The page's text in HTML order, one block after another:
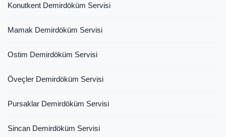
Konutkent Demirdöküm Servisi
Mamak Demirdöküm Servisi
Ostim Demirdöküm Servisi
Öveçler Demirdöküm Servisi
Pursaklar Demirdöküm Servisi
Sincan Demirdöküm Servisi